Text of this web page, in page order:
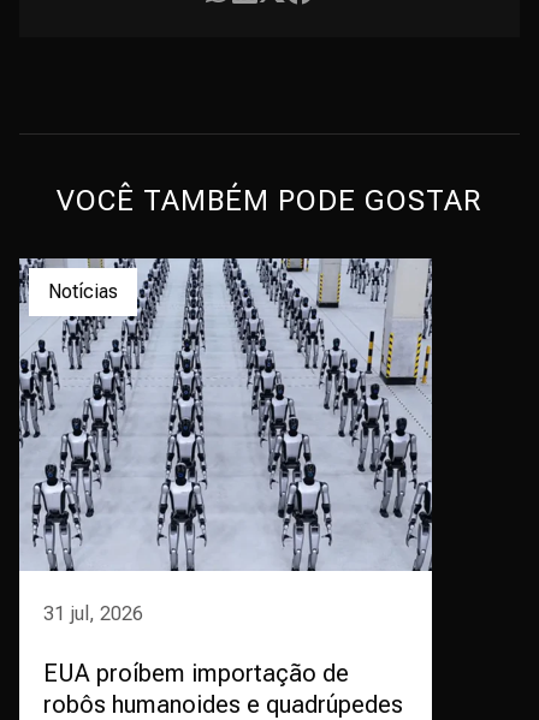
VOCÊ TAMBÉM PODE GOSTAR
Notícias
31 jul, 2026
EUA proíbem importação de
robôs humanoides e quadrúpedes